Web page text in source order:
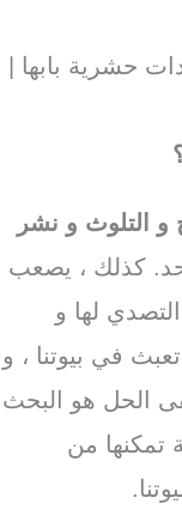
حشرية بابها |
التلوث و نشر
كذلك ، يصعب
لها و
في بيوتنا ، و
الحل هو البحث
من